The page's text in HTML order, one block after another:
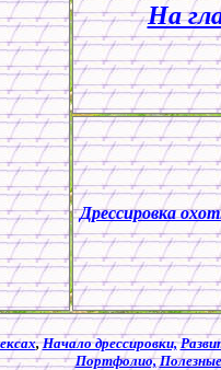
На
Дрессировка
,Начало дрессировки,
Портфолио,